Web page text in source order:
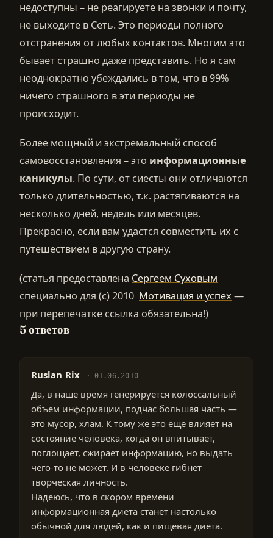
недоступны – не реагируете на звонки и почту,
не выходите в Сеть. Это периоды полного
отстранения от любых контактов. Многим это
бывает страшно даже представить. Но я сам
неоднократно убеждались в том, что в 99%
ничего страшного в эти периоды не
происходит.
Более мощный и экстремальный способ
самовосстановления – это информационные
каникулы. По сути, от сиесты они отличаются
только длительностью, т.к. растягиваются на
несколько дней, недель или месяцев.
Прекрасно, если вам удастся совместить их с
путешествием в другую страну.
(статья предоставлена Сергеем Суховым
специально для (с) 2010 Мотивация и успех —
при перепечатке ссылка обязательна!)
5 ответов
Ruslan Rix 01.06.2010
Да, в наше время генерируется колоссальный
объем информации, подчас большая часть —
это мусор, хлам. К тому же это еще влияет на
состояние человека, когда он впитывает,
поглощает, сжирает информацию, но выдать
чего-то не может. И в человеке гибнет
творческая личность.
Надеюсь, что в скором времени
информационная диета станет настолько
обычной для людей, как и пищевая диета.